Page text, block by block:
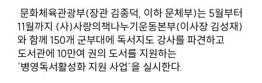
문화체육관광부(장관 김종덕, 이하 문체부)는 5월부터
11월까지 (사)사랑의책나누기운동본부(이사장 김성재)
와 함께 150개 군부대에 독서지도 강사를 파견하고
도서관에 10만여 권의 도서를 지원하는
‘병영독서활성화 지원 사업’을 실시한다.